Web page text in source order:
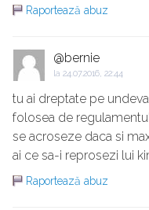
Raportează abuz
@bernie
la 24.07.2016, 22:44
tu ai dreptate pe
folosea de
se acroseze daca si
ai ce sa-i reprosezi lui
Raportează abuz